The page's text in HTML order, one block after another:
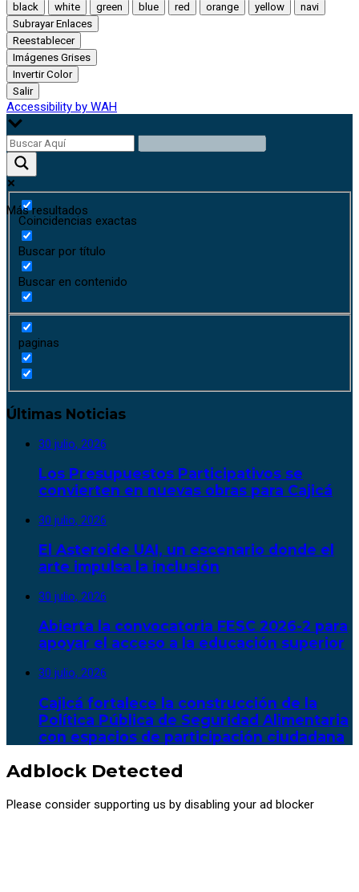
black
white green blue red orange yellow
navi
Subrayar Enlaces
Reestablecer
Imágenes Grises
Invertir Color
Salir
Accessibility by WAH
Más resultados
Coincidencias exactas
Buscar por título
Buscar en contenido
paginas
Últimas Noticias
30 julio, 2026
Los Presupuestos Participativos se
convierten en nuevas obras para Cajicá
30 julio, 2026
El Asteroide UAI, un escenario donde el
arte impulsa la inclusión
30 julio, 2026
Abierta la convocatoria FESC 2026-2 para
apoyar el acceso a la educación superior
30 julio, 2026
Cajicá fortalece la construcción de la
Política Pública de Seguridad Alimentaria
con espacios de participación ciudadana
Adblock Detected
Please consider supporting us by disabling your ad blocker